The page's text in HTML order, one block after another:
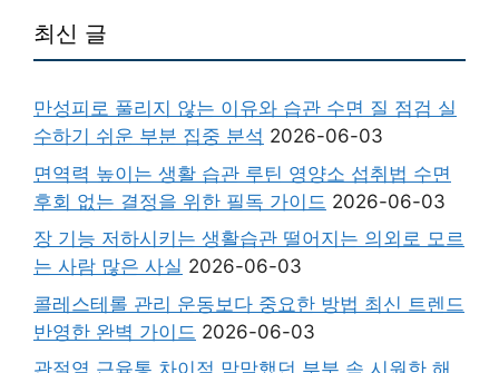
최신 글
만성피로 풀리지 않는 이유와 습관 수면 질 점검 실
수하기 쉬운 부분 집중 분석 2026-06-03
면역력 높이는 생활 습관 루틴 영양소 섭취법 수면
후회 없는 결정을 위한 필독 가이드 2026-06-03
장 기능 저하시키는 생활습관 떨어지는 의외로 모르
는 사람 많은 사실 2026-06-03
콜레스테롤 관리 운동보다 중요한 방법 최신 트렌드
반영한 완벽 가이드 2026-06-03
관절염 근육통 차이점 막막했던 부분 속 시원한 해